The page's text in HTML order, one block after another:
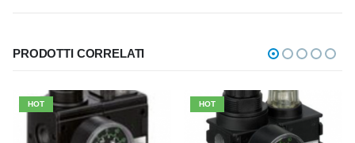
PRODOTTI CORRELATI
HOT HOT